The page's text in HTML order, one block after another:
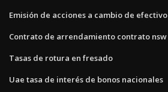
Emisión de acciones a cambio de efectivo
Contrato de arrendamiento contrato nsw
Tasas de rotura en fresado
Uae tasa de interés de bonos nacionales